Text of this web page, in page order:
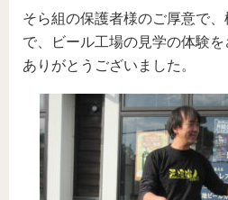
そら組の保護者様のご厚意で
で、ビール工場の見学の体験を
ありがとうございました。